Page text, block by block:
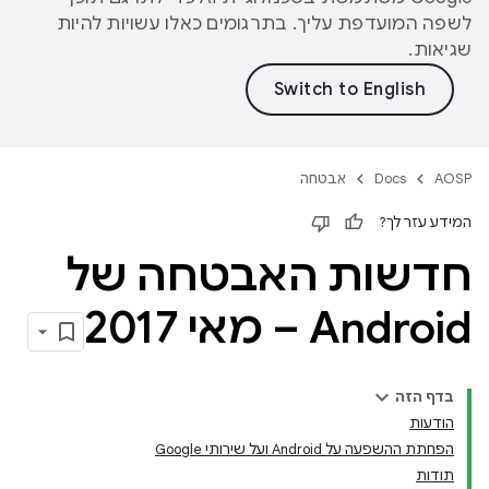
לשפה המועדפת עליך. בתרגומים כאלו עשויות להיות
שגיאות.
AOSP
Docs אבטחה
המידע עזר לך?
חדשות האבטחה של
Android – מאי 2017
בדף הזה
הודעות
הפחתת ההשפעה על Android ועל שירותי Google
תודות